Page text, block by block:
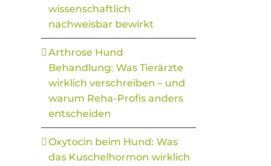
wissenschaftlich
nachweisbar bewirkt
Arthrose Hund
Behandlung: Was Tierärzte
wirklich verschreiben – und
warum Reha-Profis anders
entscheiden
Oxytocin beim Hund: Was
das Kuschelhormon wirklich